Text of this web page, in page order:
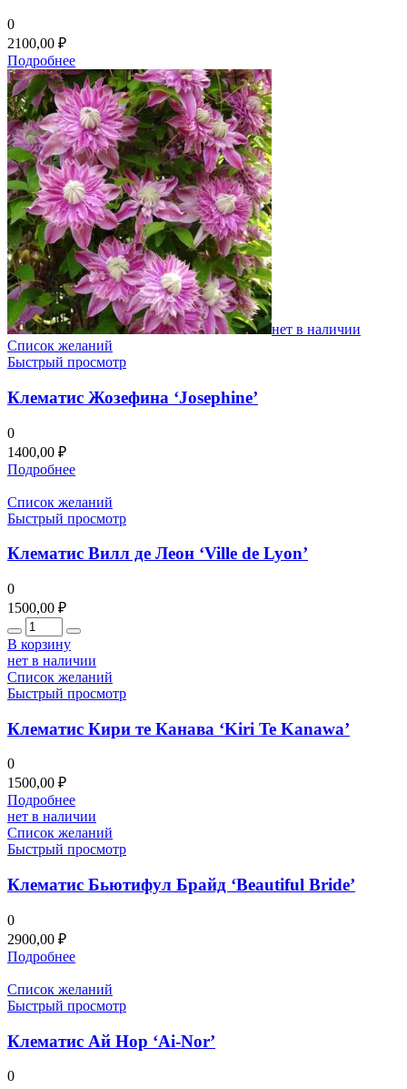
0
2100,00 ₽
Подробнее
нет в наличии
Список желаний
Быстрый просмотр
Клематис Жозефина ‘Josephine’
0
1400,00 ₽
Подробнее
Список желаний
Быстрый просмотр
Клематис Вилл де Леон ‘Ville de Lyon’
0
1500,00 ₽
Количество
В корзину
нет в наличии
Список желаний
Быстрый просмотр
Клематис Кири те Канава ‘Kiri Te Kanawa’
0
1500,00 ₽
Подробнее
нет в наличии
Список желаний
Быстрый просмотр
Клематис Бьютифул Брайд ‘Beautiful Bride’
0
2900,00 ₽
Подробнее
Список желаний
Быстрый просмотр
Клематис Ай Нор ‘Ai-Nor’
0